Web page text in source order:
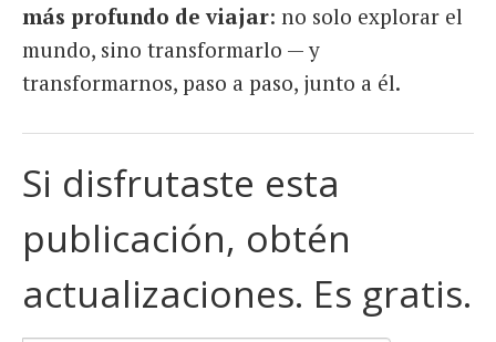
más profundo de viajar: no solo explorar el
mundo, sino transformarlo — y
transformarnos, paso a paso, junto a él.
Si disfrutaste esta
publicación, obtén
actualizaciones. Es gratis.